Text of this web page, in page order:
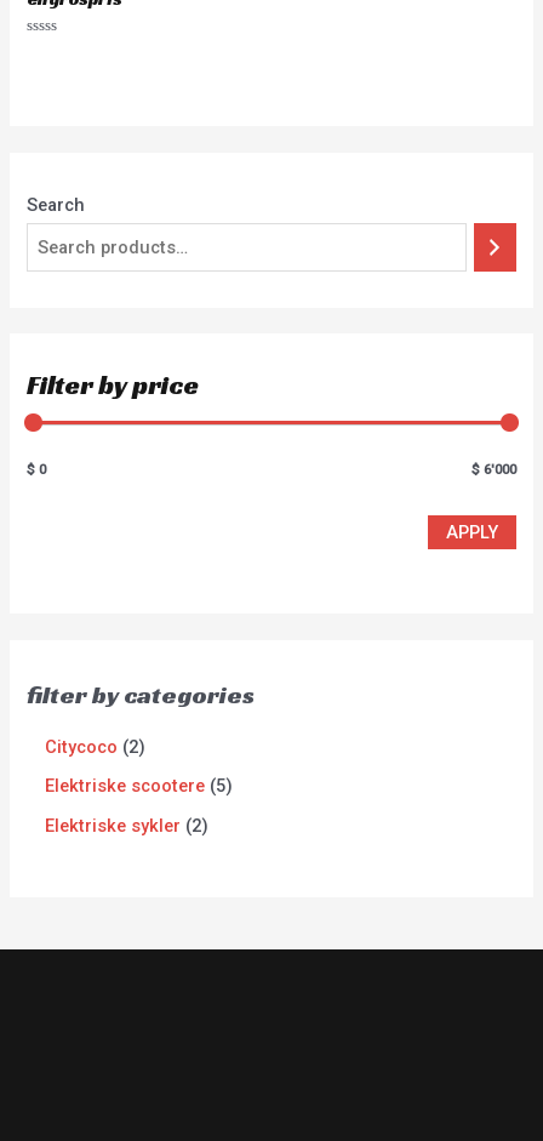
Search
Filter by price
$ 0 $ 6'000
APPLY
filter by categories
Citycoco
2
Elektriske scootere 5
Elektriske sykler
2